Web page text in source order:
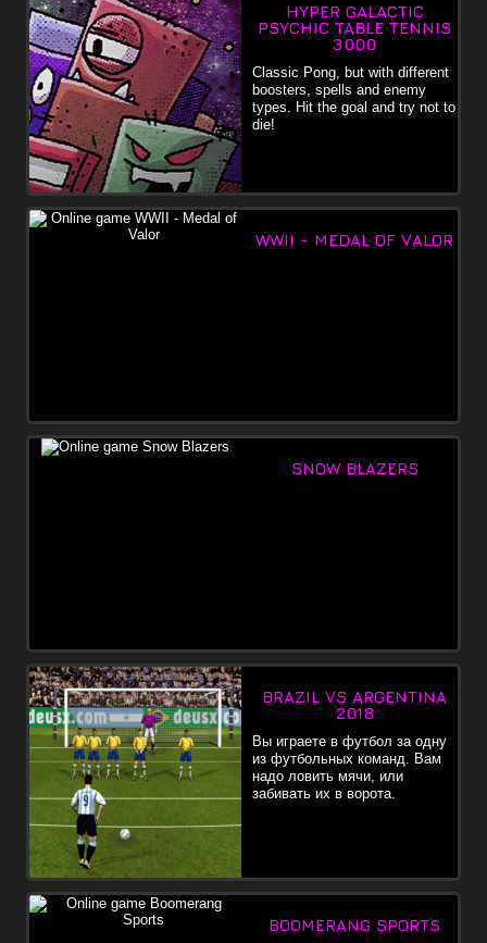
HYPER GALACTIC
PSYCHIC TABLE TENNIS
3000
Classic Pong, but with different
boosters, spells and enemy
types. Hit the goal and try not to
die!
WWII - MEDAL OF VALOR
SNOW BLAZERS
BRAZIL VS ARGENTINA
2018
Вы играете в футбол за одну
из футбольных команд. Вам
надо ловить мячи, или
забивать их в ворота.
BOOMERANG SPORTS